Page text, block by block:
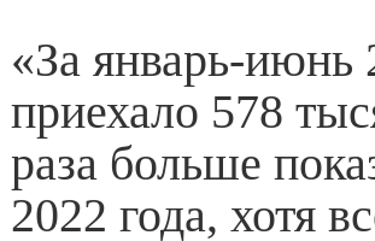
«За январь-июнь
приехало 578
раза больше
2022 года, хотя